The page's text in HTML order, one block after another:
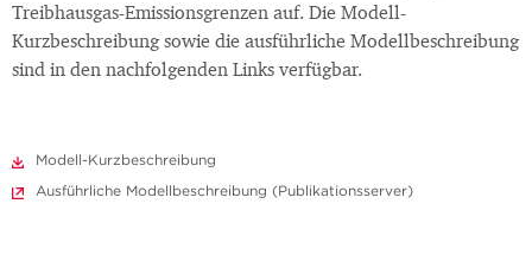
Treibhausgas-Emissionsgrenzen auf. Die Modell-
Kurzbeschreibung sowie die ausführliche Modellbeschreibung
sind in den nachfolgenden Links verfügbar.
Modell-Kurzbeschreibung
Ausführliche Modellbeschreibung (Publikationsserver)